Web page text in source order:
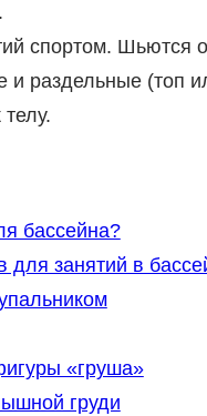
спортом. Шьются
и раздельные
бассейна?
занятий в
«груша»
груди